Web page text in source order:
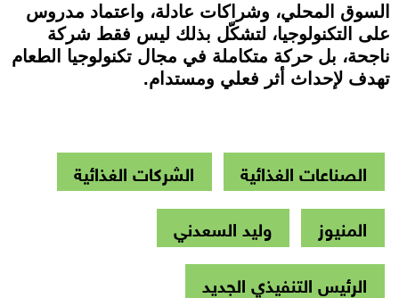
السوق المحلي، وشراكات عادلة، واعتماد مدروس
على التكنولوجيا، لتشكّل بذلك ليس فقط شركة
ناجحة، بل حركة متكاملة في مجال تكنولوجيا الطعام
تهدف لإحداث أثر فعلي ومستدام.
الصناعات الغذائية
الشركات الغذائية
المنيوز
وليد السعدني
الرئيس التنفيذي الجديد